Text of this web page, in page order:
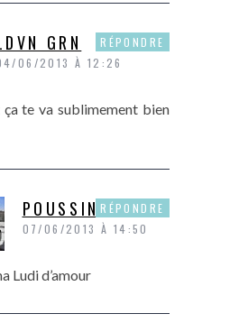
GRN
06/2013 À 12:26
ça te va sublimement bien
RÉPONDRE
POUSSINE
07/06/2013 À 14:50
Ludi d’amour
RÉPONDRE